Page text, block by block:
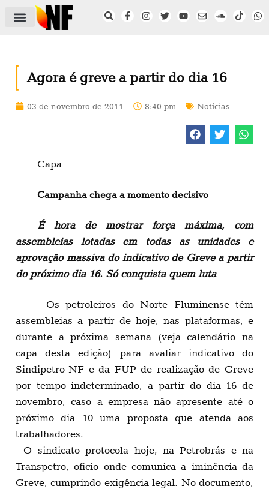
Agora é greve a partir do dia 16
03 de novembro de 2011 8:40 pm Notícias
Capa
Campanha chega a momento decisivo
É hora de mostrar força máxima, com
assembleias lotadas em todas as unidades e
aprovação massiva do indicativo de Greve a partir
do próximo dia 16. Só conquista quem luta
Os petroleiros do Norte Fluminense têm
assembleias a partir de hoje, nas plataformas, e
durante a próxima semana (veja calendário na
capa desta edição) para avaliar indicativo do
Sindipetro-NF e da FUP de realização de Greve
por tempo indeterminado, a partir do dia 16 de
novembro, caso a empresa não apresente até o
próximo dia 10 uma proposta que atenda aos
trabalhadores.
O sindicato protocola hoje, na Petrobrás e na
Transpetro, ofício onde comunica a iminência da
Greve, cumprindo exigência legal. No documento,